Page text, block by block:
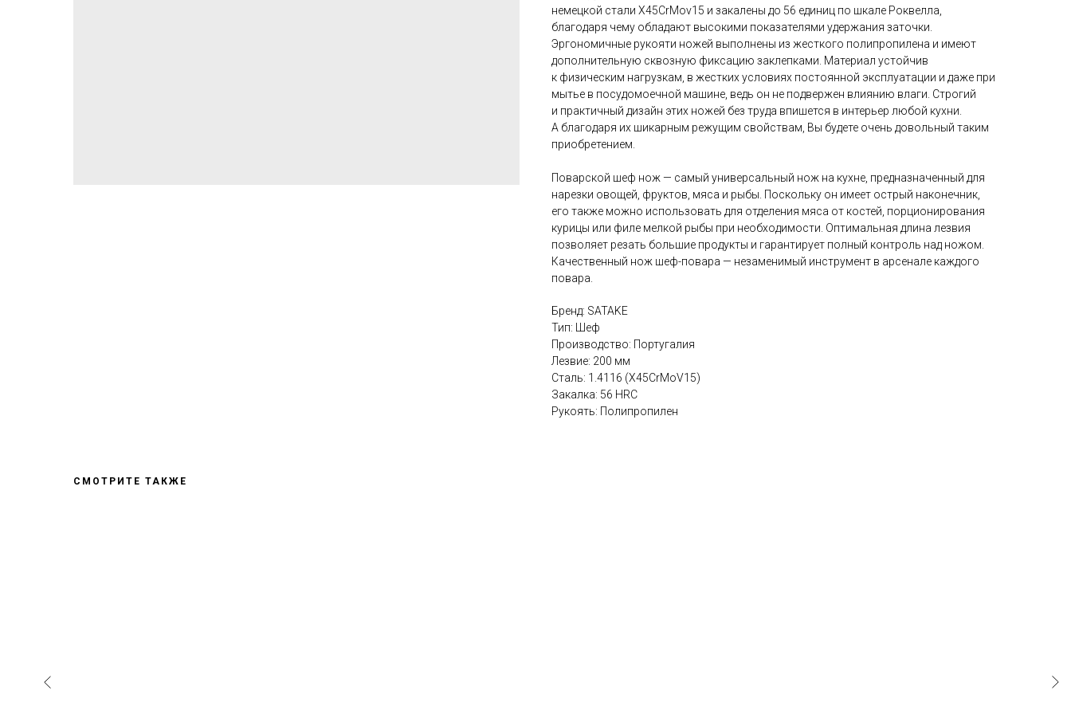
немецкой стали X45CrMov15 и закалены до 56 единиц по шкале Роквелла,
благодаря чему обладают высокими показателями удержания заточки.
Эргономичные рукояти ножей выполнены из жесткого полипропилена и имеют
дополнительную сквозную фиксацию заклепками. Материал устойчив
к физическим нагрузкам, в жестких условиях постоянной эксплуатации и даже при
мытье в посудомоечной машине, ведь он не подвержен влиянию влаги. Строгий
и практичный дизайн этих ножей без труда впишется в интерьер любой кухни.
А благодаря их шикарным режущим свойствам, Вы будете очень довольный таким
приобретением.
Поварской шеф нож — самый универсальный нож на кухне, предназначенный для
нарезки овощей, фруктов, мяса и рыбы. Поскольку он имеет острый наконечник,
его также можно использовать для отделения мяса от костей, порционирования
курицы или филе мелкой рыбы при необходимости. Оптимальная длина лезвия
позволяет резать большие продукты и гарантирует полный контроль над ножом.
Качественный нож шеф-повара — незаменимый инструмент в арсенале каждого
повара.
Бренд: SATAKE
Тип: Шеф
Производство: Португалия
Лезвие: 200 мм
Сталь: 1.4116 (X45CrMoV15)
Закалка: 56 HRC
Рукоять: Полипропилен
СМОТРИТЕ ТАКЖЕ